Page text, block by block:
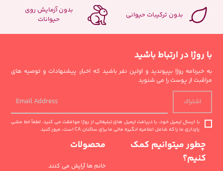
بدون ترکیبات حیوانی
بدون آزمایش روی
حیوانات
با روژا در ارتباط باشید
به خبرنامه روژا بپیوندید و اولین نفر باشید که اخبار، پیشنهادات و توصیه های
مراقبت از پوست را می شنوید
اشتراک
با ارسال ایمیل خود، با دریافت ایمیل های تبلیغاتی از روژا موافقت می کنید. لطفاً خط مشی
رازداری ما را که شامل اعلامیه انگیزه مالی ما برای ساکنان CA است، مرور کنید.
چطور میتوانیم کمک
کنیم؟
محصولات
خانم ها آرایش می کنند